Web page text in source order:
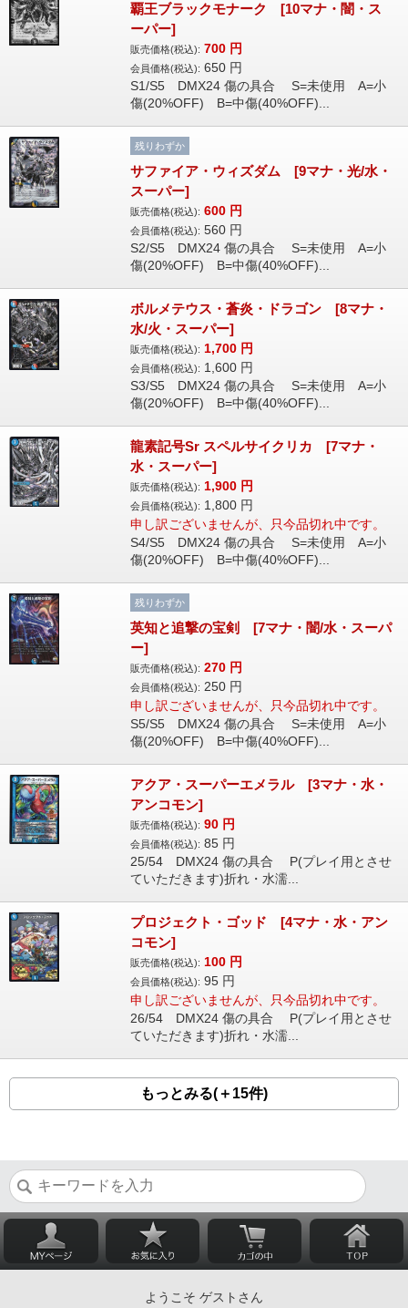
覇王ブラックモナーク [10マナ・闇・ス
ーパー]
販売価格(税込): 700 円
会員価格(税込): 650 円
S1/S5 DMX24 傷の具合 S=未使用 A=小
傷(20%OFF) B=中傷(40%OFF)...
残りわずか
サファイア・ウィズダム [9マナ・光/水・
スーパー]
販売価格(税込): 600 円
会員価格(税込): 560 円
S2/S5 DMX24 傷の具合 S=未使用 A=小
傷(20%OFF) B=中傷(40%OFF)...
ボルメテウス・蒼炎・ドラゴン [8マナ・
水/火・スーパー]
販売価格(税込): 1,700 円
会員価格(税込): 1,600 円
S3/S5 DMX24 傷の具合 S=未使用 A=小
傷(20%OFF) B=中傷(40%OFF)...
龍素記号Sr スペルサイクリカ [7マナ・
水・スーパー]
販売価格(税込): 1,900 円
会員価格(税込): 1,800 円
申し訳ございませんが、只今品切れ中です。
S4/S5 DMX24 傷の具合 S=未使用 A=小
傷(20%OFF) B=中傷(40%OFF)...
残りわずか
英知と追撃の宝剣 [7マナ・闇/水・スーパ
ー]
販売価格(税込): 270 円
会員価格(税込): 250 円
申し訳ございませんが、只今品切れ中です。
S5/S5 DMX24 傷の具合 S=未使用 A=小
傷(20%OFF) B=中傷(40%OFF)...
アクア・スーパーエメラル [3マナ・水・
アンコモン]
販売価格(税込): 90 円
会員価格(税込): 85 円
25/54 DMX24 傷の具合 P(プレイ用とさせ
ていただきます)折れ・水濡...
プロジェクト・ゴッド [4マナ・水・アン
コモン]
販売価格(税込): 100 円
会員価格(税込): 95 円
申し訳ございませんが、只今品切れ中です。
26/54 DMX24 傷の具合 P(プレイ用とさせ
ていただきます)折れ・水濡...
もっとみる(＋15件)
ようこそ ゲストさん